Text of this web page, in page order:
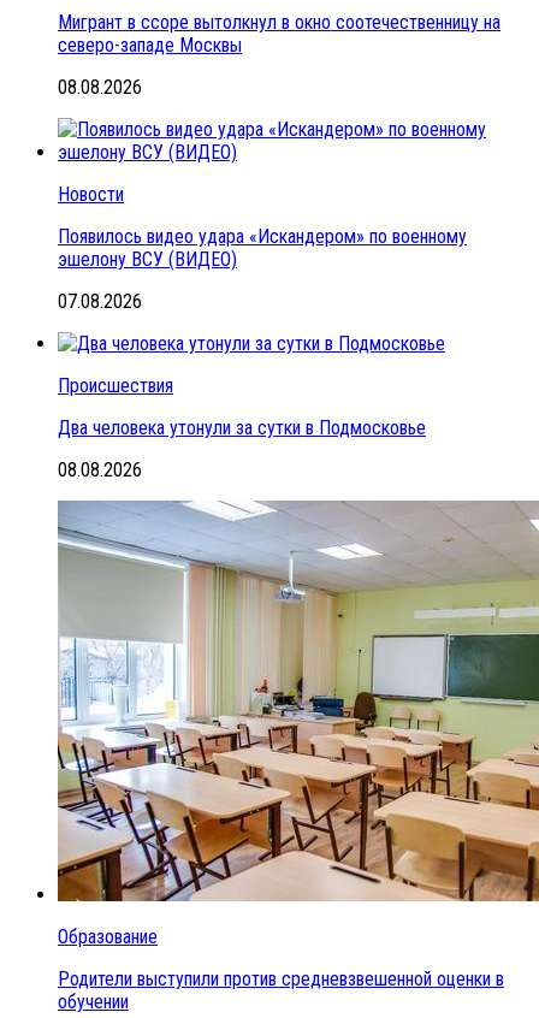
Мигрант в ссоре вытолкнул в окно соотечественницу на
северо-западе Москвы
08.08.2026
Новости
Появилось видео удара «Искандером» по военному
эшелону ВСУ (ВИДЕО)
07.08.2026
Происшествия
Два человека утонули за сутки в Подмосковье
08.08.2026
Образование
Родители выступили против средневзвешенной оценки в
обучении